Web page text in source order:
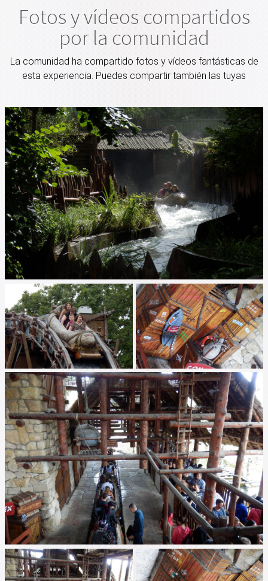
Fotos y vídeos compartidos
por la comunidad
La comunidad ha compartido fotos y vídeos fantásticas de
esta experiencia. Puedes compartir también las tuyas